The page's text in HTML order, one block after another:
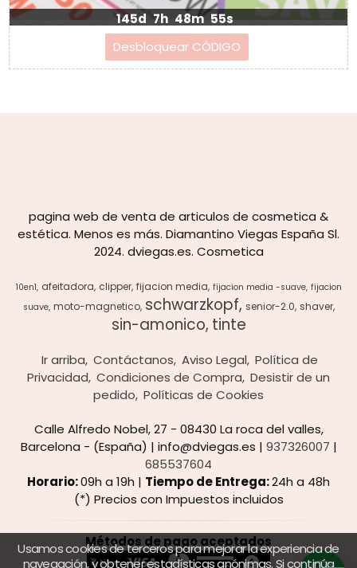
145d 7h 48m 55s
pagina web de venta de articulos de cosmetica &
estética. Menos es más. Diamantino Viegas España Sl.
2024. dviegas.es. Cosmetica
10en1 afeitadora clipper fijacion media fijacion media -suave fijacion
suave moto-magnetico schwarzkopf senior-2.0 shaver
sin-amonico tinte
Ir arriba Contáctanos Aviso Legal Política de
Privacidad Condiciones de Compra Desistir de un
pedido Políticas de Cookies
Calle Alfredo Nobel, 27 - 08430 La roca del valles,
Barcelona - (España) | info@dviegas.es | 937326007 |
685537604
Horario:09h a 19h | Tiempo de Entrega:24h a 48h
(*) Precios con Impuestos incluidos
Métodos de pago aceptados
Usamos cookies de terceros para mejorar la experiencia de
navegación, y obtener estadísticas anónimas. Si continúa